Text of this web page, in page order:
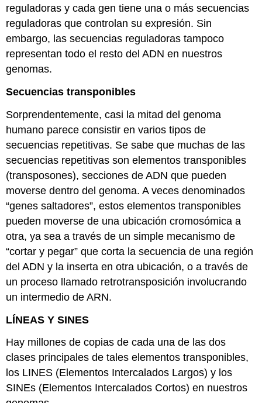
reguladoras y cada gen tiene una o más secuencias
reguladoras que controlan su expresión. Sin
embargo, las secuencias reguladoras tampoco
representan todo el resto del ADN en nuestros
genomas.
Secuencias transponibles
Sorprendentemente, casi la mitad del genoma
humano parece consistir en varios tipos de
secuencias repetitivas. Se sabe que muchas de las
secuencias repetitivas son elementos transponibles
(transposones), secciones de ADN que pueden
moverse dentro del genoma. A veces denominados
“genes saltadores”, estos elementos transponibles
pueden moverse de una ubicación cromosómica a
otra, ya sea a través de un simple mecanismo de
“cortar y pegar” que corta la secuencia de una región
del ADN y la inserta en otra ubicación, o a través de
un proceso llamado retrotransposición involucrando
un intermedio de ARN.
LÍNEAS Y SINES
Hay millones de copias de cada una de las dos
clases principales de tales elementos transponibles,
los LINES (Elementos Intercalados Largos) y los
SINEs (Elementos Intercalados Cortos) en nuestros